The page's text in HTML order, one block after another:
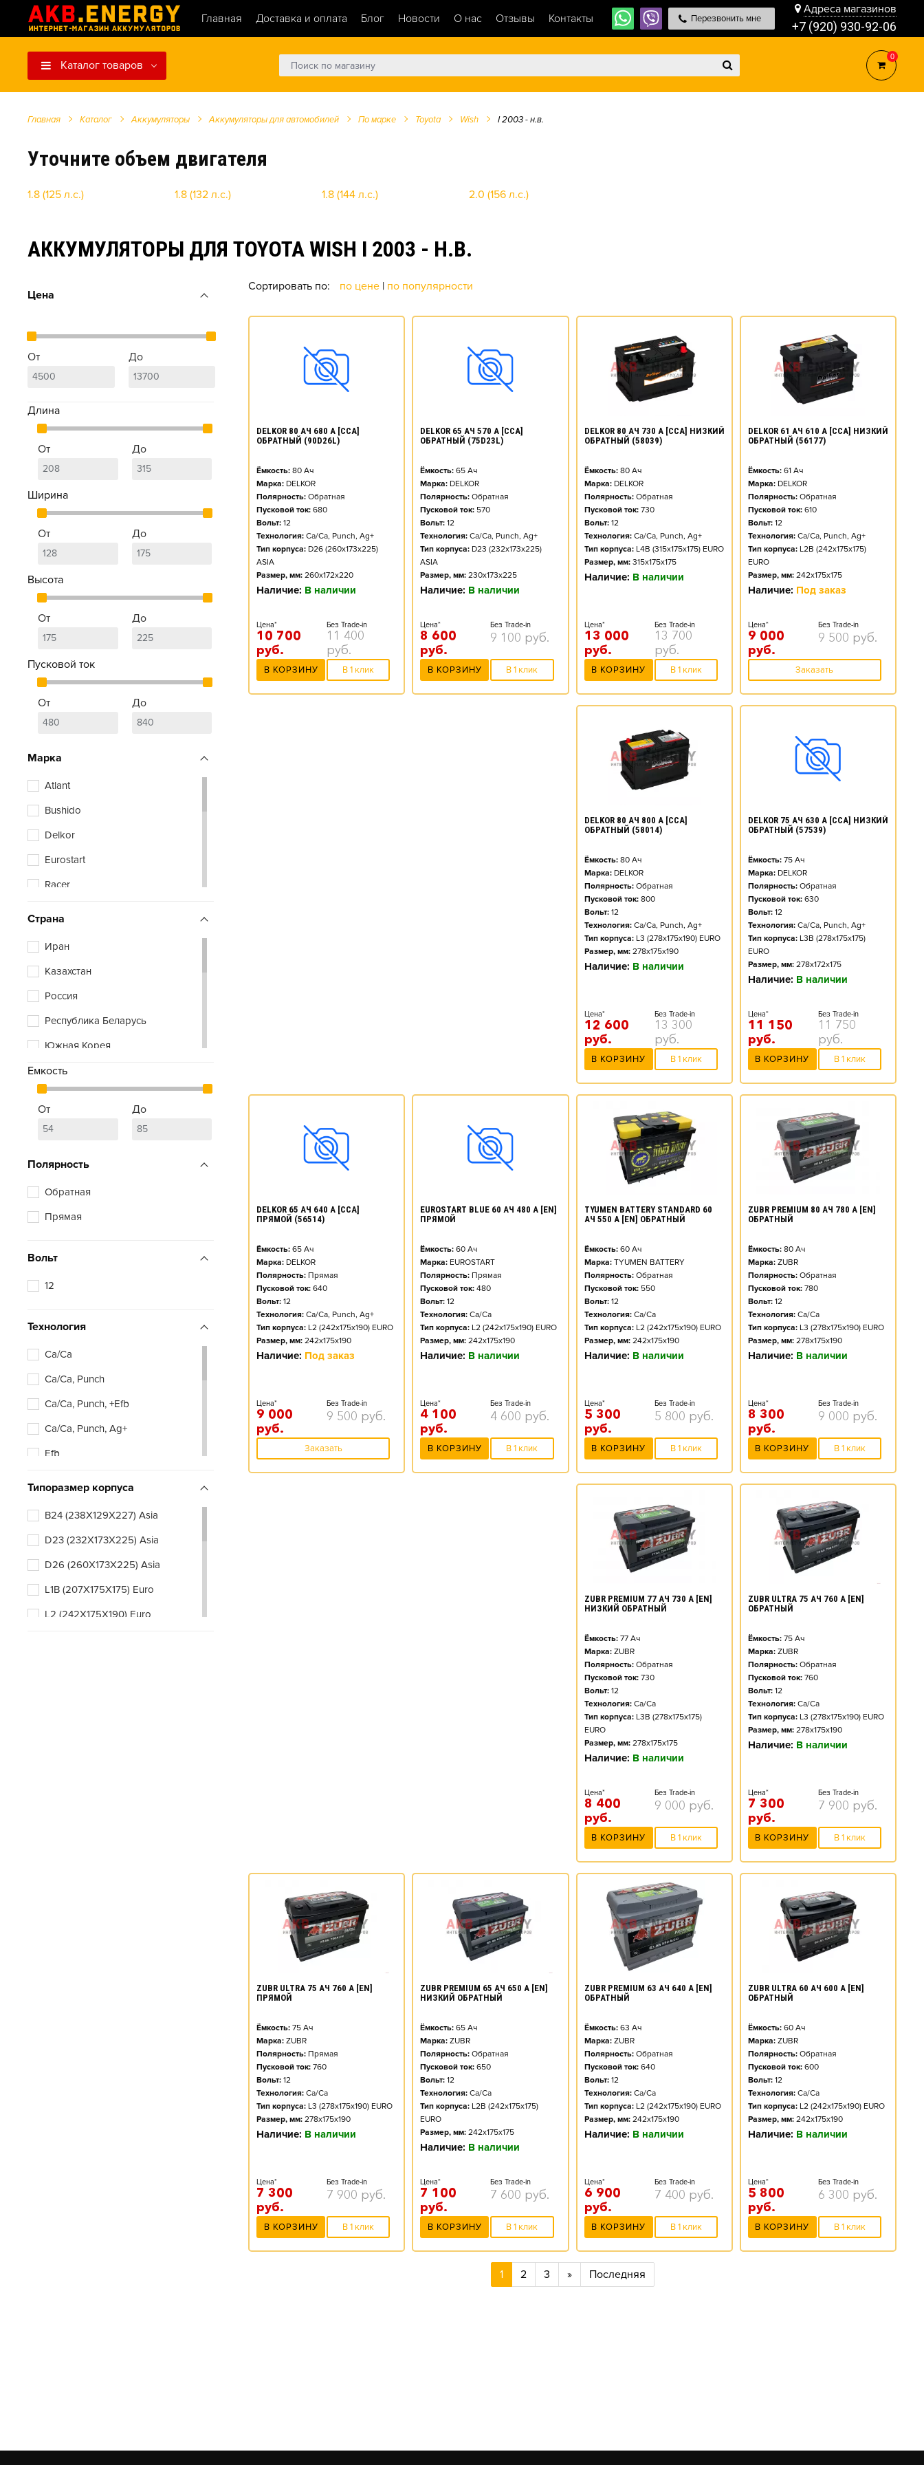
Главная Доставка и оплата Блог Новости О нас Отзывы Контакты Перезвонить мне
Адреса магазинов
+7 (920) 930-92-06
Каталог товаров
0
Главная Каталог Аккумуляторы Аккумуляторы для автомобилей По марке Toyota Wish I 2003 - н.в.
Уточните объем двигателя
1.8 (125 л.с.) 1.8 (132 л.с.) 1.8 (144 л.с.) 2.0 (156 л.с.)
АККУМУЛЯТОРЫ ДЛЯ TOYOTA WISH I 2003 - Н.В.
Цена
От До
Длина
От До
Ширина
От До
Высота
От До
Пусковой ток
От До
Марка
Atlant
Bushido
Delkor
Eurostart
Racer
Страна
Иран
Казахстан
Россия
Республика Беларусь
Южная Корея
Емкость
От До
Полярность
Обратная
Прямая
Вольт
12
Технология
Ca/Ca
Ca/Ca, Punch
Ca/Ca, Punch, +Efb
Ca/Ca, Punch, Ag+
Efb
Типоразмер корпуса
B24 (238X129X227) Asia
D23 (232X173X225) Asia
D26 (260X173X225) Asia
L1B (207X175X175) Euro
L2 (242X175X190) Euro
Сортировать по: по цене | по популярности
DELKOR 80 АЧ 680 А [CCA]
ОБРАТНЫЙ (90D26L)
Ёмкость: 80 Ач
Марка: DELKOR
Полярность: Обратная
Пусковой ток: 680
Вольт: 12
Технология: Ca/Ca, Punch, Ag+
Тип корпуса: D26 (260x173x225)
ASIA
Размер, мм: 260x172x220
Наличие: В наличии
Цена*
10 700
руб.
Без Trade-in
11 400
руб.
В КОРЗИНУ В 1 клик
DELKOR 65 АЧ 570 А [CCA]
ОБРАТНЫЙ (75D23L)
Ёмкость: 65 Ач
Марка: DELKOR
Полярность: Обратная
Пусковой ток: 570
Вольт: 12
Технология: Ca/Ca, Punch, Ag+
Тип корпуса: D23 (232x173x225)
ASIA
Размер, мм: 230x173x225
Наличие: В наличии
Цена*
8 600
руб.
Без Trade-in
9 100 руб.
В КОРЗИНУ В 1 клик
DELKOR 80 АЧ 730 А [CCA] НИЗКИЙ
ОБРАТНЫЙ (58039)
Ёмкость: 80Ач
Марка: DELKOR
Полярность: Обратная
Пусковой ток: 730
Вольт: 12
Технология: Ca/Ca, Punch, Ag+
Тип корпуса: L4B (315x175x175) EURO
Размер, мм: 315x175x175
Наличие: В наличии
Цена*
13 000
руб.
Без Trade-in
13 700
руб.
В КОРЗИНУ В 1 клик
DELKOR 61 АЧ 610 А [CCA] НИЗКИЙ
ОБРАТНЫЙ (56177)
Ёмкость: 61Ач
Марка: DELKOR
Полярность: Обратная
Пусковой ток: 610
Вольт: 12
Технология: Ca/Ca, Punch, Ag+
Тип корпуса: L2B (242x175x175)
EURO
Размер, мм: 242x175x175
Наличие: Под заказ
Цена*
9 000
руб.
Без Trade-in
9 500 руб.
Заказать
DELKOR 80 АЧ 800 А [CCA]
ОБРАТНЫЙ (58014)
Ёмкость: 80Ач
Марка: DELKOR
Полярность: Обратная
Пусковой ток: 800
Вольт: 12
Технология: Ca/Ca, Punch, Ag+
Тип корпуса: L3 (278x175x190) EURO
Размер, мм: 278x175x190
Наличие: В наличии
Цена*
12 600
руб.
Без Trade-in
13 300
руб.
В КОРЗИНУ В 1 клик
DELKOR 75 АЧ 630 А [CCA] НИЗКИЙ
ОБРАТНЫЙ (57539)
Ёмкость: 75Ач
Марка: DELKOR
Полярность: Обратная
Пусковой ток: 630
Вольт: 12
Технология: Ca/Ca, Punch, Ag+
Тип корпуса: L3B (278x175x175)
EURO
Размер, мм: 278x172x175
Наличие: В наличии
Цена*
11 150
руб.
Без Trade-in
11 750
руб.
В КОРЗИНУ В 1 клик
DELKOR 65 АЧ 640 А [CCA]
ПРЯМОЙ (56514)
Ёмкость: 65 Ач
Марка: DELKOR
Полярность: Прямая
Пусковой ток: 640
Вольт: 12
Технология: Ca/Ca, Punch, Ag+
Тип корпуса: L2 (242x175x190) EURO
Размер, мм: 242x175x190
Наличие: Под заказ
Цена*
9 000
руб.
Без Trade-in
9 500 руб.
Заказать
EUROSTART BLUE 60 АЧ 480 А [EN]
ПРЯМОЙ
Ёмкость: 60 Ач
Марка: EUROSTART
Полярность: Прямая
Пусковой ток: 480
Вольт: 12
Технология: Ca/Ca
Тип корпуса: L2 (242x175x190) EURO
Размер, мм: 242x175x190
Наличие: В наличии
Цена*
4 100
руб.
Без Trade-in
4 600 руб.
В КОРЗИНУ В 1 клик
TYUMEN BATTERY STANDARD 60
АЧ 550 А [EN] ОБРАТНЫЙ
Ёмкость: 60Ач
Марка: TYUMEN BATTERY
Полярность: Обратная
Пусковой ток: 550
Вольт: 12
Технология: Ca/Ca
Тип корпуса: L2 (242x175x190) EURO
Размер, мм: 242x175x190
Наличие: В наличии
Цена*
5 300
руб.
Без Trade-in
5 800 руб.
В КОРЗИНУ В 1 клик
ZUBR PREMIUM 80 АЧ 780 А [EN]
ОБРАТНЫЙ
Ёмкость: 80Ач
Марка: ZUBR
Полярность: Обратная
Пусковой ток: 780
Вольт: 12
Технология: Ca/Ca
Тип корпуса: L3 (278x175x190) EURO
Размер, мм: 278x175x190
Наличие: В наличии
Цена*
8 300
руб.
Без Trade-in
9 000 руб.
В КОРЗИНУ В 1 клик
ZUBR PREMIUM 77 АЧ 730 А [EN]
НИЗКИЙ ОБРАТНЫЙ
Ёмкость: 77Ач
Марка: ZUBR
Полярность: Обратная
Пусковой ток: 730
Вольт: 12
Технология: Ca/Ca
Тип корпуса: L3B (278x175x175)
EURO
Размер, мм: 278x175x175
Наличие: В наличии
Цена*
8 400
руб.
Без Trade-in
9 000 руб.
В КОРЗИНУ В 1 клик
ZUBR ULTRA 75 АЧ 760 А [EN]
ОБРАТНЫЙ
Ёмкость: 75Ач
Марка: ZUBR
Полярность: Обратная
Пусковой ток: 760
Вольт: 12
Технология: Ca/Ca
Тип корпуса: L3 (278x175x190) EURO
Размер, мм: 278x175x190
Наличие: В наличии
Цена*
7 300
руб.
Без Trade-in
7 900 руб.
В КОРЗИНУ В 1 клик
ZUBR ULTRA 75 АЧ 760 А [EN]
ПРЯМОЙ
Ёмкость: 75 Ач
Марка: ZUBR
Полярность: Прямая
Пусковой ток: 760
Вольт: 12
Технология: Ca/Ca
Тип корпуса: L3 (278x175x190) EURO
Размер, мм: 278x175x190
Наличие: В наличии
Цена*
7 300
руб.
Без Trade-in
7 900 руб.
В КОРЗИНУ В 1 клик
ZUBR PREMIUM 65 АЧ 650 А [EN]
НИЗКИЙ ОБРАТНЫЙ
Ёмкость: 65 Ач
Марка: ZUBR
Полярность: Обратная
Пусковой ток: 650
Вольт: 12
Технология: Ca/Ca
Тип корпуса: L2B (242x175x175)
EURO
Размер, мм: 242x175x175
Наличие: В наличии
Цена*
7 100
руб.
Без Trade-in
7 600 руб.
В КОРЗИНУ В 1 клик
ZUBR PREMIUM 63 АЧ 640 А [EN]
ОБРАТНЫЙ
Ёмкость: 63 Ач
Марка: ZUBR
Полярность: Обратная
Пусковой ток: 640
Вольт: 12
Технология: Ca/Ca
Тип корпуса: L2 (242x175x190) EURO
Размер, мм: 242x175x190
Наличие: В наличии
Цена*
6 900
руб.
Без Trade-in
7 400 руб.
В КОРЗИНУ В 1 клик
ZUBR ULTRA 60 АЧ 600 А [EN]
ОБРАТНЫЙ
Ёмкость: 60Ач
Марка: ZUBR
Полярность: Обратная
Пусковой ток: 600
Вольт: 12
Технология: Ca/Ca
Тип корпуса: L2 (242x175x190) EURO
Размер, мм: 242x175x190
Наличие: В наличии
Цена*
5 800
руб.
Без Trade-in
6 300 руб.
В КОРЗИНУ В 1 клик
1 2 3 » Последняя